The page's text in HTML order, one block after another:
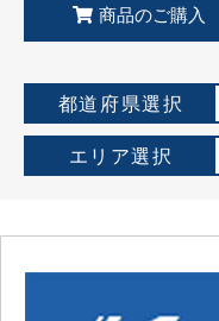
商品のご購入
都道府県選択
エリア選択